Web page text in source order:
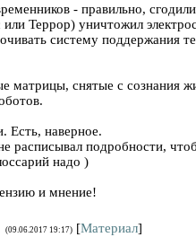
- правильно,
Террор) уничтожил
систему поддержания
матрицы, снятые с сознания
Есть, наверное.
расписывал подробности,
надо )
и мнение!
(09.06.2017 19:17) [Материал]